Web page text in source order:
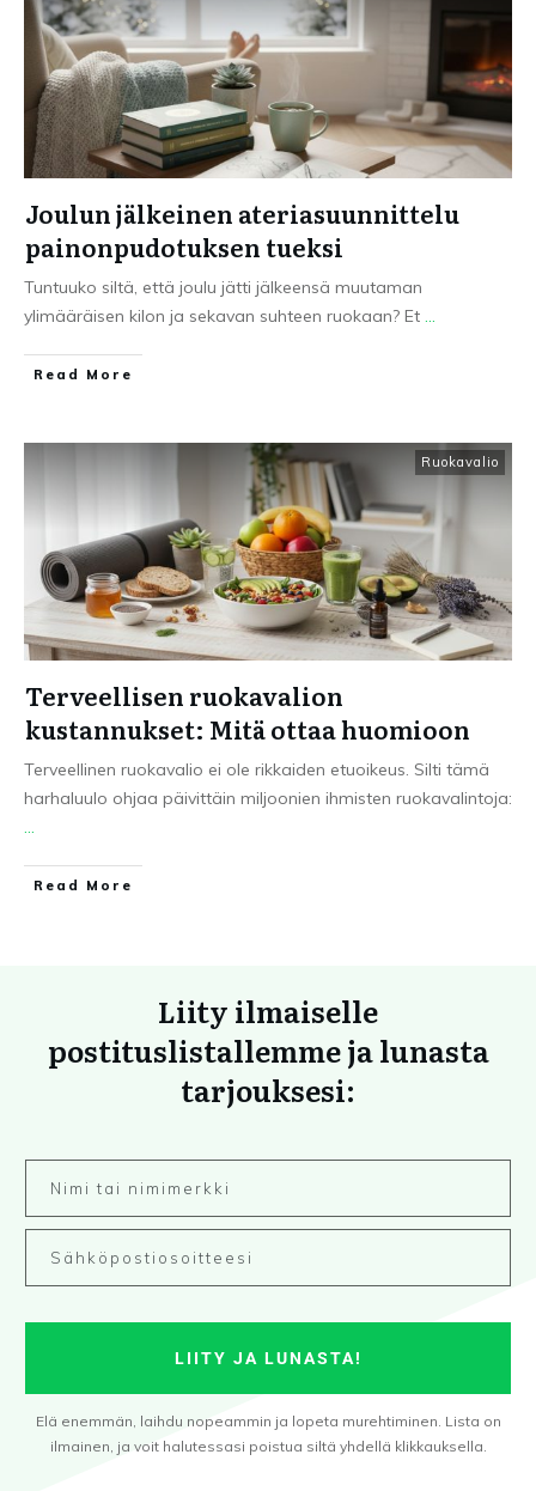
Joulun jälkeinen ateriasuunnittelu
painonpudotuksen tueksi
Tuntuuko siltä, että joulu jätti jälkeensä muutaman
ylimääräisen kilon ja sekavan suhteen ruokaan? Et ...
Read More
Ruokavalio
Terveellisen ruokavalion
kustannukset: Mitä ottaa huomioon
Terveellinen ruokavalio ei ole rikkaiden etuoikeus. Silti tämä
harhaluulo ohjaa päivittäin miljoonien ihmisten ruokavalintoja:
...
Read More
Liity ilmaiselle
postituslistallemme ja lunasta
tarjouksesi:
LIITY JA LUNASTA!
Elä enemmän, laihdu nopeammin ja lopeta murehtiminen. Lista on
ilmainen, ja voit halutessasi poistua siltä yhdellä klikkauksella.